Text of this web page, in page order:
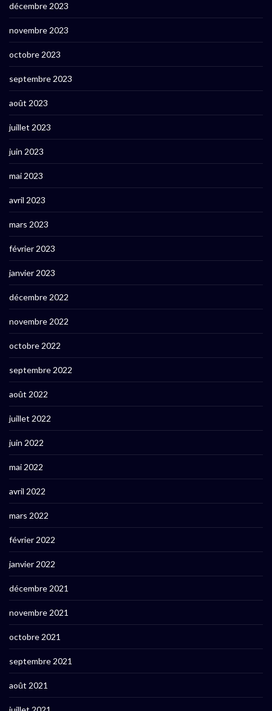
décembre 2023
novembre 2023
octobre 2023
septembre 2023
août 2023
juillet 2023
juin 2023
mai 2023
avril 2023
mars 2023
février 2023
janvier 2023
décembre 2022
novembre 2022
octobre 2022
septembre 2022
août 2022
juillet 2022
juin 2022
mai 2022
avril 2022
mars 2022
février 2022
janvier 2022
décembre 2021
novembre 2021
octobre 2021
septembre 2021
août 2021